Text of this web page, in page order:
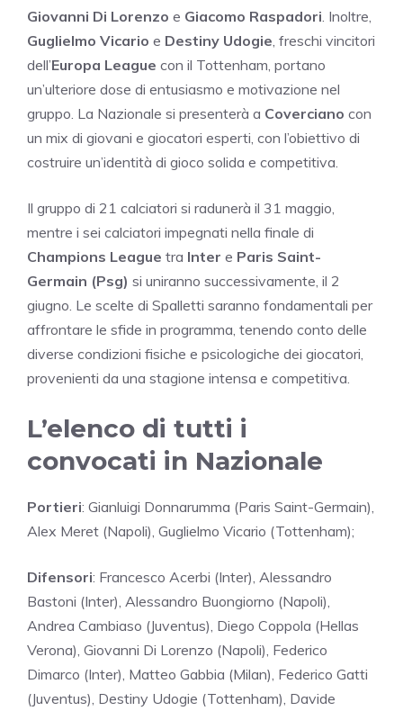
Giovanni Di Lorenzo e Giacomo Raspadori . Inoltre,
Guglielmo Vicario e Destiny Udogie , freschi vincitori
dell’Europa League con il Tottenham, portano
un’ulteriore dose di entusiasmo e motivazione nel
gruppo. La Nazionale si presenterà a Coverciano con
un mix di giovani e giocatori esperti, con l’obiettivo di
costruire un’identità di gioco solida e competitiva.
Il gruppo di 21 calciatori si radunerà il 31 maggio,
mentre i sei calciatori impegnati nella finale di
Champions League tra Inter e Paris Saint-
Germain (Psg) si uniranno successivamente, il 2
giugno. Le scelte di Spalletti saranno fondamentali per
affrontare le sfide in programma, tenendo conto delle
diverse condizioni fisiche e psicologiche dei giocatori,
provenienti da una stagione intensa e competitiva.
L’elenco di tutti i
convocati in Nazionale
Portieri: Gianluigi Donnarumma (Paris Saint-Germain),
Alex Meret (Napoli), Guglielmo Vicario (Tottenham);
Difensori: Francesco Acerbi (Inter), Alessandro
Bastoni (Inter), Alessandro Buongiorno (Napoli),
Andrea Cambiaso (Juventus), Diego Coppola (Hellas
Verona), Giovanni Di Lorenzo (Napoli), Federico
Dimarco (Inter), Matteo Gabbia (Milan), Federico Gatti
(Juventus), Destiny Udogie (Tottenham), Davide